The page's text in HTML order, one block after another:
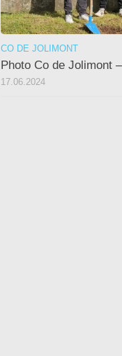
CO DE JOLIMONT
Photo Co de Jolimont
17.06.2024